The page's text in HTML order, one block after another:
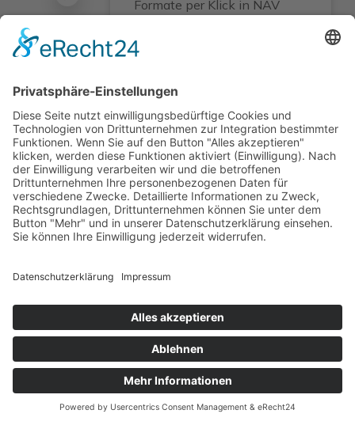
Formate per Klick in NAV
Ablauf.
FlexPDF
Elektronisches Briefpapier
(PDF-Format) mit Logo und
Verläufen ermöglicht und
vereinfacht Dynamics
Report-Designs, die weit
hinausgehen. Weitere PDF-
Drehung und viele mehr
MultiAttach